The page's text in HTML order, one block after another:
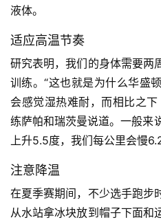
液体。
适应高温节奏
研究表明，我们的身体需要两
训练。“这也就是为什么华盛
会感觉湿热难耐，而相比之
练萨帕和瑞茨曼说道。一般来
上升5.5度，我们每公里会慢
注意降温
在夏季赛期间，不少选手跑步
从水站拿冰块放到帽子下面和